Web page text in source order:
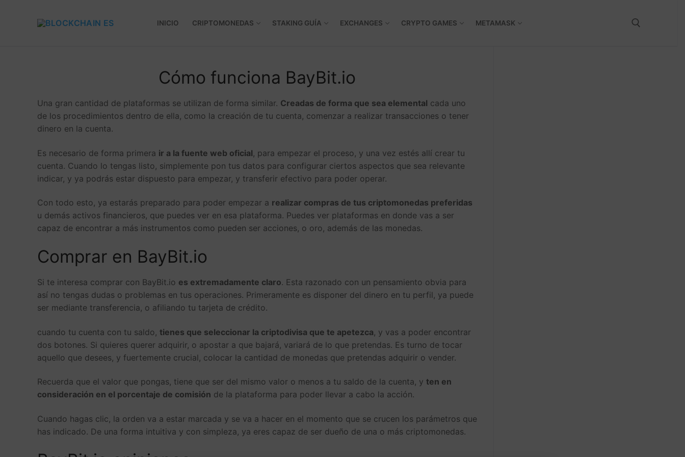
INICIO CRIPTOMONEDAS STAKING GUÍA EXCHANGES CRYPTO GAMES METAMASK
Cómo funciona BayBit.io
Una gran cantidad de plataformas se utilizan de forma similar. Creadas de forma que sea elemental cada uno
de los procedimientos dentro de ella, como la creación de tu cuenta, comenzar a realizar transacciones o tener
dinero en la cuenta.
Es necesario de forma primera ir a la fuente web oficial, para empezar el proceso, y una vez estés allí crear tu
cuenta. Cuando lo tengas listo, simplemente pon tus datos para configurar ciertos aspectos que sea relevante
indicar, y ya podrás estar dispuesto para empezar, y transferir efectivo para poder operar.
Con todo esto, ya estarás preparado para poder empezar a realizar compras de tus criptomonedas preferidas
u demás activos financieros, que puedes ver en esa plataforma. Puedes ver plataformas en donde vas a ser
capaz de encontrar a más instrumentos como pueden ser acciones, o oro, además de las monedas.
Comprar en BayBit.io
Si te interesa comprar con BayBit.io es extremadamente claro. Esta razonado con un pensamiento obvia para
así no tengas dudas o problemas en tus operaciones. Primeramente es disponer del dinero en tu perfil, ya puede
ser mediante transferencia, o afiliando tu tarjeta de crédito.
cuando tu cuenta con tu saldo, tienes que seleccionar la criptodivisa que te apetezca, y vas a poder encontrar
dos botones. Si quieres querer adquirir, o apostar a que bajará, variará de lo que pretendas. Es turno de tocar
aquello que desees, y fuertemente crucial, colocar la cantidad de monedas que pretendas adquirir o vender.
Recuerda que el valor que pongas, tiene que ser del mismo valor o menos a tu saldo de la cuenta, y ten en
consideración en el porcentaje de comisión de la plataforma para poder llevar a cabo la acción.
Cuando hagas clic, la orden va a estar marcada y se va a hacer en el momento que se crucen los parámetros que
has indicado. De una forma intuitiva y con simpleza, ya eres capaz de ser dueño de una o más criptomonedas.